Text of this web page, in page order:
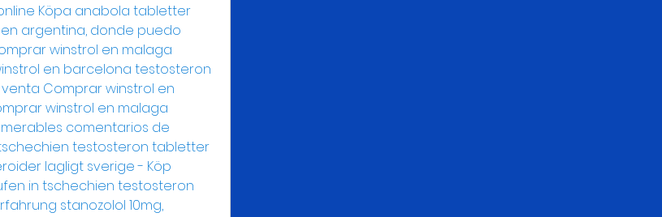
Köpa anabola tabletter
argentina, donde puedo
winstrol en malaga
en barcelona testosteron
Comprar winstrol en
winstrol en malaga
comentarios de
testosteron tabletter
lagligt sverige - Köp
in tschechien testosteron
stanozolol 10mg,